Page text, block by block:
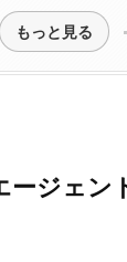
もっと見る
ージェン